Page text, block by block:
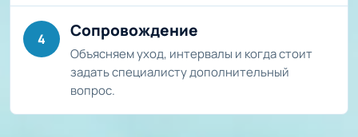
4 Сопровождение
Объясняем уход, интервалы и когда стоит
задать специалисту дополнительный
вопрос.